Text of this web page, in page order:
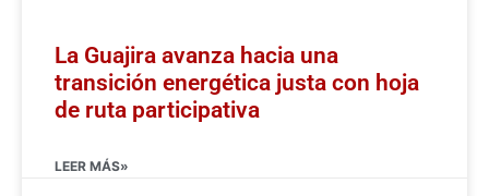
La Guajira avanza hacia una
transición energética justa con hoja
de ruta participativa
LEER MÁS»